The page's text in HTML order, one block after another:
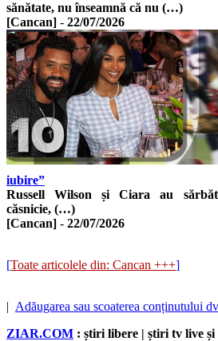
sănătate, nu înseamnă că nu (…)
[Cancan] - 22/07/2026
iubire”
Russell Wilson și Ciara au
căsnicie, (…)
[Cancan] - 22/07/2026
[Toate articolele din: Cancan +++]
| Adăugarea sau scoaterea conținutului
ZIAR.COM : știri libere | știri tv live